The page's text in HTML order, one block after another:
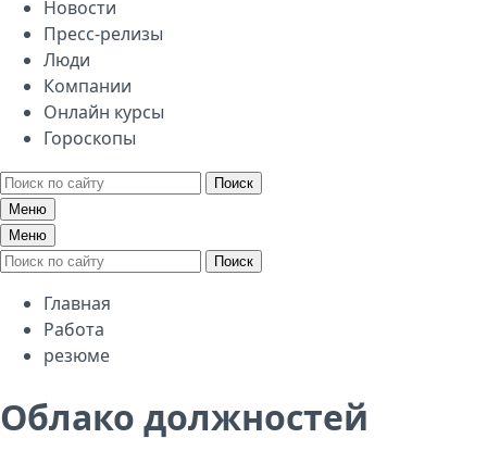
Новости
Пресс-релизы
Люди
Компании
Онлайн курсы
Гороскопы
Поиск
Меню
Меню
Поиск
Главная
Работа
резюме
Облако должностей